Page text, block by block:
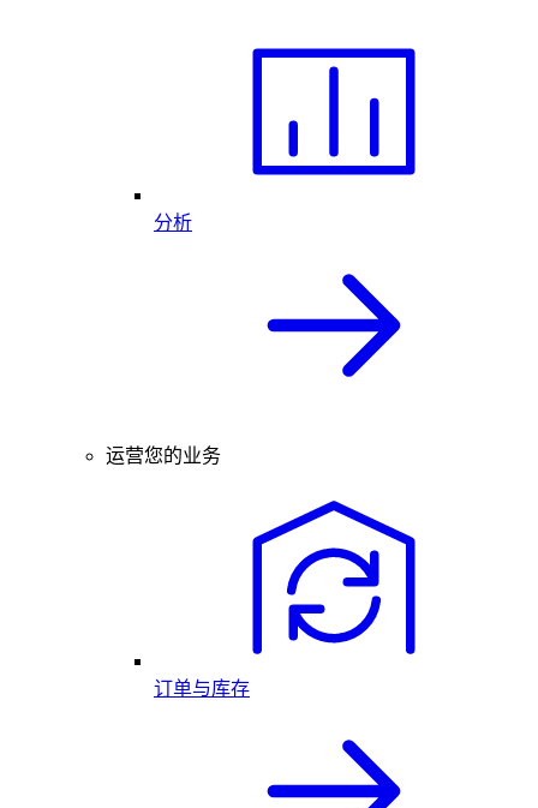
分析
运营您的业务
订单与库存